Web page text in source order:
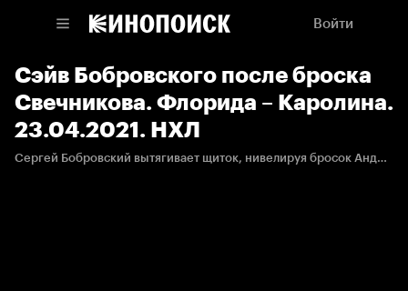
Войти
Сэйв Бобровского после броска
Свечникова. Флорида – Каролина.
23.04.2021. НХЛ
Сергей Бобровский вытягивает щиток, нивелируя бросок Андрея Свечникова.